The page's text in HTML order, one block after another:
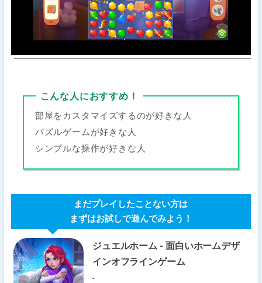
こんな人におすすめ！
部屋をカスタマイズするのが好きな人
パズルゲームが好きな人
シンプルな操作が好きな人
まだプレイしたことない方は
まずはお試しで遊んでみよう！
ジュエルホーム - 面白いホームデザ
インオフラインゲーム
-